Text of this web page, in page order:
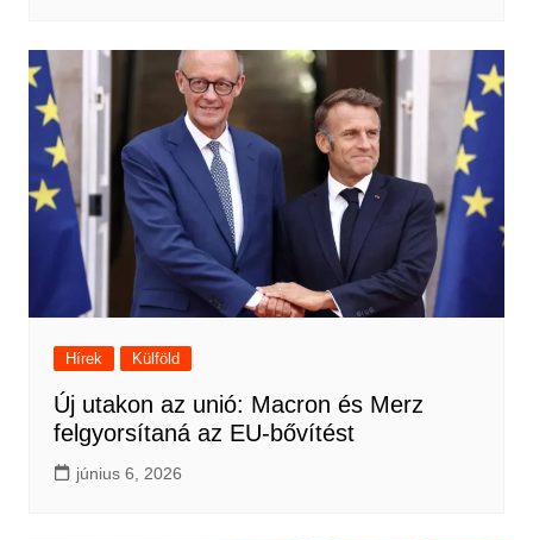
Hírek Külföld
Új utakon az unió: Macron és Merz
felgyorsítaná az EU-bővítést
június 6, 2026